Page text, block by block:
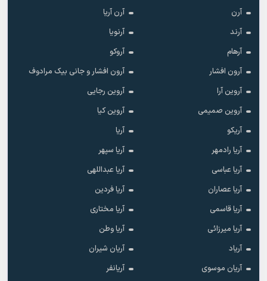
آرن
آرن آریا
آرند
آرنویا
آرهام
آروکو
آرون افشار
آرون افشار و جانی بیک مرادوف
آروین آرا
آروین رجایی
آروین صمیمی
آروین کیا
آریکو
آریا
آریا رادمهر
آریا سپهر
آریا عباسی
آریا عبداللهی
آریا عصاران
آریا فردین
آریا قاسمی
آریا مختاری
آریا میرزائی
آریا وطن
آریاد
آریان شیران
آریان موسوی
آریانفر